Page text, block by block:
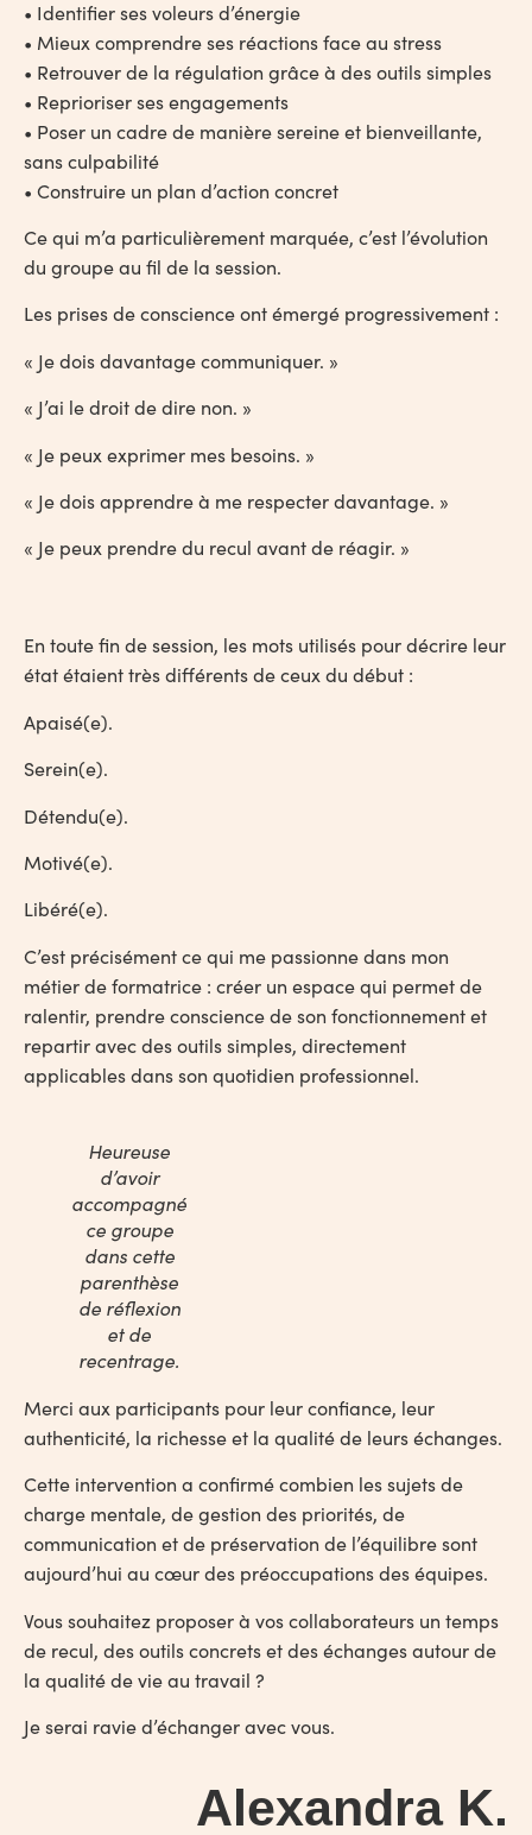
• Identifier ses voleurs d’énergie
• Mieux comprendre ses réactions face au stress
• Retrouver de la régulation grâce à des outils simples
• Reprioriser ses engagements
• Poser un cadre de manière sereine et bienveillante,
sans culpabilité
• Construire un plan d’action concret
Ce qui m’a particulièrement marquée, c’est l’évolution
du groupe au fil de la session.
Les prises de conscience ont émergé progressivement :
« Je dois davantage communiquer. »
« J’ai le droit de dire non. »
« Je peux exprimer mes besoins. »
« Je dois apprendre à me respecter davantage. »
« Je peux prendre du recul avant de réagir. »
En toute fin de session, les mots utilisés pour décrire leur
état étaient très différents de ceux du début :
Apaisé(e).
Serein(e).
Détendu(e).
Motivé(e).
Libéré(e).
C’est précisément ce qui me passionne dans mon
métier de formatrice : créer un espace qui permet de
ralentir, prendre conscience de son fonctionnement et
repartir avec des outils simples, directement
applicables dans son quotidien professionnel.
Heureuse
d’avoir
accompagné
ce groupe
dans cette
parenthèse
de réflexion
et de
recentrage.
Merci aux participants pour leur confiance, leur
authenticité, la richesse et la qualité de leurs échanges.
Cette intervention a confirmé combien les sujets de
charge mentale, de gestion des priorités, de
communication et de préservation de l’équilibre sont
aujourd’hui au cœur des préoccupations des équipes.
Vous souhaitez proposer à vos collaborateurs un temps
de recul, des outils concrets et des échanges autour de
la qualité de vie au travail ?
Je serai ravie d’échanger avec vous.
Alexandra K.